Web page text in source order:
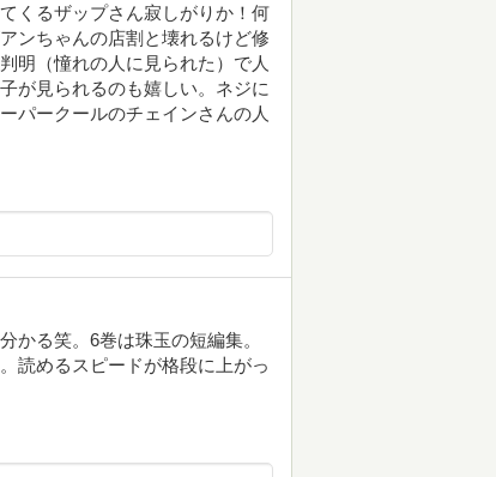
くるザップさん寂しがりか！何
ンちゃんの店割と壊れるけど修
明（憧れの人に見られた）で人
が見られるのも嬉しい。ネジに
パークールのチェインさんの人
かる笑。6巻は珠玉の短編集。
読めるスピードが格段に上がっ